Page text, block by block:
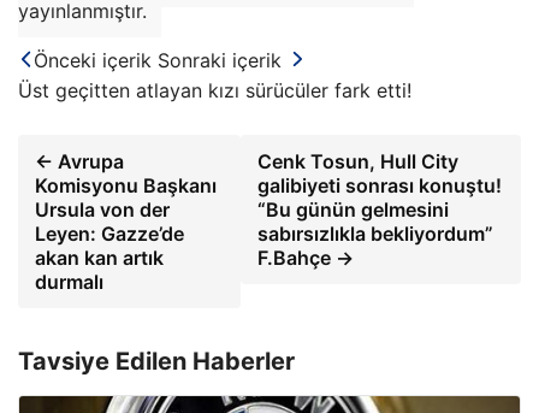
yayınlanmıştır.
Önceki içerik Sonraki içerik
Üst geçitten atlayan kızı sürücüler fark etti!
← Avrupa
Komisyonu Başkanı
Ursula von der
Leyen: Gazze’de
akan kan artık
durmalı
Cenk Tosun, Hull City
galibiyeti sonrası konuştu!
“Bu günün gelmesini
sabırsızlıkla bekliyordum”
F.Bahçe →
Tavsiye Edilen Haberler